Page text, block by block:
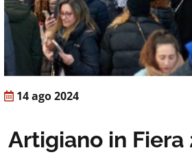
14 ago 2024
Artigiano in Fiera